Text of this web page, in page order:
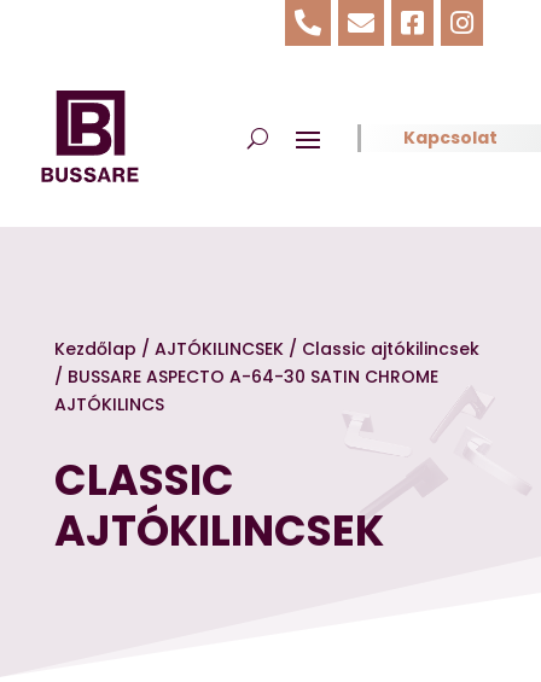
   
Kapcsolat
Kezdőlap / AJTÓKILINCSEK/ Classic ajtókilincsek
/ BUSSARE ASPECTO A-64-30 SATIN CHROME
AJTÓKILINCS
CLASSIC
AJTÓKILINCSEK